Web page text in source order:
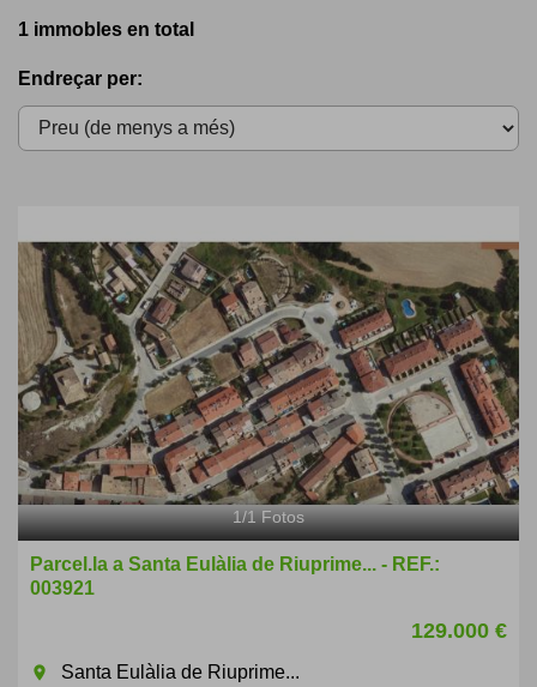
1 immobles en total
Endreçar per:
1/1Fotos
Parcel.la a Santa Eulàlia de Riuprime... - REF.:
003921
129.000 €
room
Santa Eulàlia de Riuprime...